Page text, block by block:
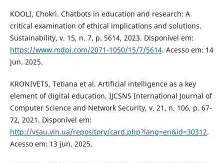
KOOLI, Chokri. Chatbots in education and research: A
critical examination of ethical implications and solutions.
Sustainability, v. 15, n. 7, p. 5614, 2023. Disponível em:
https://www.mdpi.com/2071-1050/15/7/5614. Acesso em: 14
jun. 2025.
KRONIVETS, Tetiana et al. Artificial intelligence as a key
element of digital education. IJCSNS International Journal of
Computer Science and Network Security, v. 21, n. 106, p. 67-
72, 2021. Disponível em:
http://vsau.vin.ua/repository/card.php?lang=en&id=30312.
Acesso em: 13 jun. 2025.